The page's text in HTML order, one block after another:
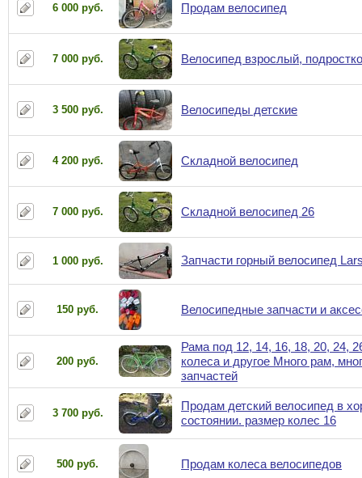
6 000 руб. Продам велосипед
7 000 руб. Велосипед взрослый,
3 500 руб. Велосипеды детские
4 200 руб. Складной велосипед
7 000 руб. Складной велосипед 26
1 000 руб. Запчасти горный велосипед
150 руб. Велосипедные запчасти и
200 руб.
Рама под 12, 14, 16, 18, 20, 24,
колеса и другое Много рам,
запчастей
3 700 руб.
Продам детский велосипед в
состоянии. размер колес 16
500 руб. Продам колеса велосипедов